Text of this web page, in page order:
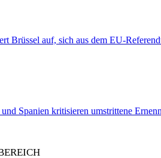
Brüssel auf, sich aus dem EU-
Spanien kritisieren umstrittene